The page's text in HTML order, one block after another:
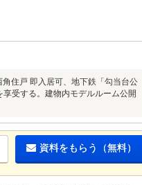
角住戸 即入居可、地下鉄「勾当台公
受する。建物内モデルルーム公開
資料をもらう（無料）